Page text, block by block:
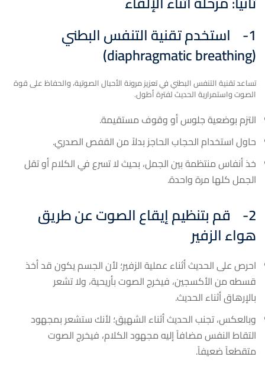
1-
استخدم تقنية التنفس البطني
(
diaphragmatic breathing
)
تساعد تقنية التنفس البطني في تعزيز مرونة الأحبال الصوتية، والحفاظ على قوة
الصوت واستمرارية الحديث لفترة أطول.
التزم بوضعية جلوس أو وقوف مستقيمة.
حاول استخدام الحجاب الحاجز بدلاً من القفص الصدري.
خذ أنفاس منتظمة بين الجمل، بحيث لا تسرع في الكلام أو تقل
الجمل كلها مرة واحدة.
2- قم بتنظيم إيقاع الصوت عن طريق
هواء الزفير
احرص على الحديث أثناء عملية الزفير؛ لأن الجسم يكون قد أخذ
قسطه من الأكسجين، فيخرج الصوت بأريحية، ولا تشعر
بالإرهاق أثناء الحديث.
وبالعكس، تجنب الحديث أثناء الشهيق؛ لأنك ستشعر بمجهود
التقاط النفس مضافاً إليه مجهود الكلام، فيخرج الصوت
متقطعاً ضعيفاً.